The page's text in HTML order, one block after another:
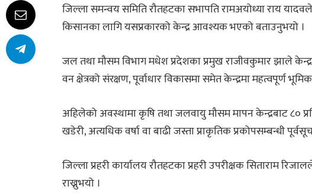
जिल्ला समन्वय समिति रौतहटका सभापति रामअयोध्या राय
किसानका लागि यसप्रकारको केन्द्र आवश्यक भएको बताउनुभयो ।
जल तथा मौसम विभाग मधेश प्रदेशका प्रमुख राजीवकुमार झाले केन्द्र
वन क्षेत्रको संरक्षण, पूर्वाधार विकासमा समेत केन्द्रमा महत्वपूर्ण
अहिलेको अवस्थामा कृषि तथा जलवायु मौसम मापन केन्द्रबाट ८०
खडेरी, अत्यधिक वर्षा वा बाढी जस्ता प्राकृतिक प्रकोपसम्बन्धी
जिल्ला प्रहरी कार्यालय रौतहटका प्रहरी उपरीक्षक सिताराम
राख्नुभयो ।